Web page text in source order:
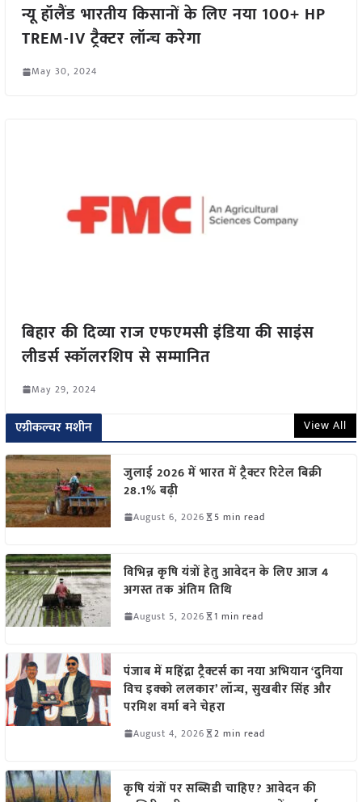
न्यू हॉलैंड भारतीय किसानों के लिए नया 100+ HP
TREM-IV ट्रैक्टर लॉन्च करेगा
May 30, 2024
बिहार की दिव्या राज एफएमसी इंडिया की साइंस
लीडर्स स्कॉलरशिप से सम्मानित
May 29, 2024
एग्रीकल्चर मशीन View All
जुलाई 2026 में भारत में ट्रैक्टर रिटेल बिक्री
28.1% बढ़ी
August 6, 2026 5 min read
विभिन्न कृषि यंत्रों हेतु आवेदन के लिए आज 4
अगस्त तक अंतिम तिथि
August 5, 2026 1 min read
पंजाब में महिंद्रा ट्रैक्टर्स का नया अभियान ‘दुनिया
विच इक्को ललकार’ लॉन्च, सुखबीर सिंह और
परमिश वर्मा बने चेहरा
August 4, 2026 2 min read
कृषि यंत्रों पर सब्सिडी चाहिए? आवेदन की